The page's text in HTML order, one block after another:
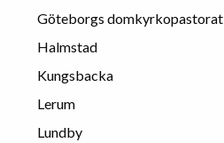
Göteborgs domkyrkopastorat
Halmstad
Kungsbacka
Lerum
Lundby